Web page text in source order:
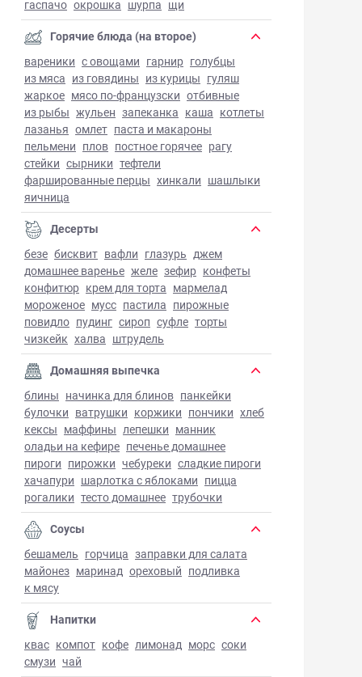
гаспачо окрошка шурпа щи
Горячие блюда (на второе)
вареники с овощами гарнир голубцы
из мяса из говядины из курицы гуляш
жаркое мясо по-французски отбивные
из рыбы жульен запеканка каша котлеты
лазанья омлет паста и макароны
пельмени плов постное горячее рагу
стейки сырники тефтели
фаршированные перцы хинкали шашлыки
яичница
Десерты
безе бисквит вафли глазурь джем
домашнее варенье желе зефир конфеты
конфитюр крем для торта мармелад
мороженое мусс пастила пирожные
повидло пудинг сироп суфле торты
чизкейк халва штрудель
Домашняя выпечка
блины начинка для блинов панкейки
булочки ватрушки коржики пончики хлеб
кексы маффины лепешки манник
оладьи на кефире печенье домашнее
пироги пирожки чебуреки сладкие пироги
хачапури шарлотка с яблоками пицца
рогалики тесто домашнее трубочки
Соусы
бешамель горчица заправки для салата
майонез маринад ореховый подливка
к мясу
Напитки
квас компот кофе лимонад морс соки
смузи чай